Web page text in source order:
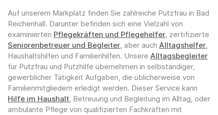
Auf unserem Markplatz finden Sie zahlreiche Putzfrau in Bad
Reichenhall. Darunter befinden sich eine Vielzahl von
examinierten Pflegekräften und Pflegehelfer, zertifizierte
Seniorenbetreuer und Begleiter, aber auch Alltagshelfer,
Haushaltshilfen und Familienhilfen. Unsere Alltagsbegleiter
für Putzfrau und Putzhilfe übernehmen in selbständiger,
gewerblicher Tätigkeit Aufgaben, die üblicherweise von
Familienmitgliedern erledigt werden. Dieser Service kann
Hilfe im Haushalt, Betreuung und Begleitung im Alltag, oder
ambulante Pflege von qualifizierten Fachkräften mit